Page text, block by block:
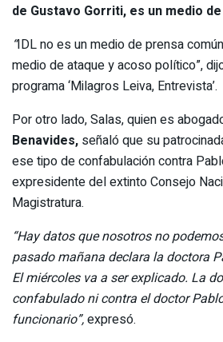
de Gustavo Gorriti, es un medio
“IDL no es un medio de prensa
medio de ataque y acoso político”,
programa ‘Milagros Leiva, Entrevista’.
Por otro lado, Salas, quien es
Benavides, señaló que su
ese tipo de confabulación contra
expresidente del extinto Consejo
Magistratura.
“Hay datos que nosotros no
pasado mañana declara la doctora
El miércoles va a ser explicado. La
confabulado ni contra el doctor
funcionario”,expresó.